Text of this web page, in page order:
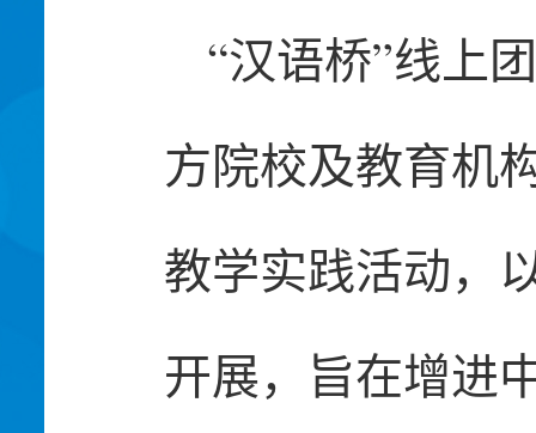
“汉语桥”线上
方院校及教育机
教学实践活动，
开展，旨在增进